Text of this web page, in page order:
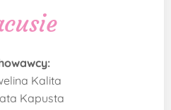
Kalita
Kapusta